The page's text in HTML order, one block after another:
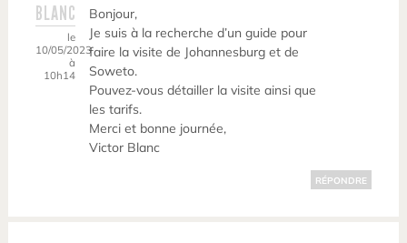
BLANC
le
10/05/2023
à
10h14
Bonjour,
Je suis à la recherche d’un guide pour
faire la visite de Johannesburg et de
Soweto.
Pouvez-vous détailler la visite ainsi que
les tarifs.
Merci et bonne journée,
Victor Blanc
RÉPONDRE